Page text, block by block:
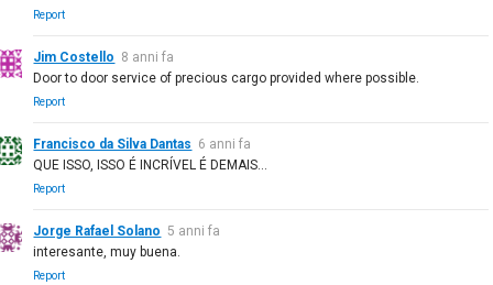
Report
Jim Costello 8 anni fa
Door to door service of precious cargo provided where possible.
Report
Francisco da Silva Dantas 6 anni fa
QUE ISSO, ISSO É INCRÍVEL É DEMAIS...
Report
Jorge Rafael Solano 5 anni fa
interesante, muy buena.
Report